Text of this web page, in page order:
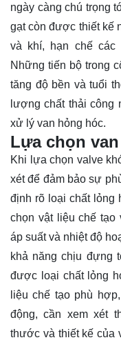
ngày càng chú trọng
gạt còn được thiết kế
và khí, hạn chế
Những tiến bộ trong
tăng độ bền và tuổi
lượng chất thải công
xử lý van hỏng hóc.
Lựa chọn
Khi lựa chọn valve
xét để đảm bảo sự
định rõ loại chất lỏng
chọn vật liệu chế tạo
áp suất và nhiệt độ
khả năng chịu đựng
được loại chất lỏng
liệu chế tạo phù
động, cần xem xét
thước và thiết kế của